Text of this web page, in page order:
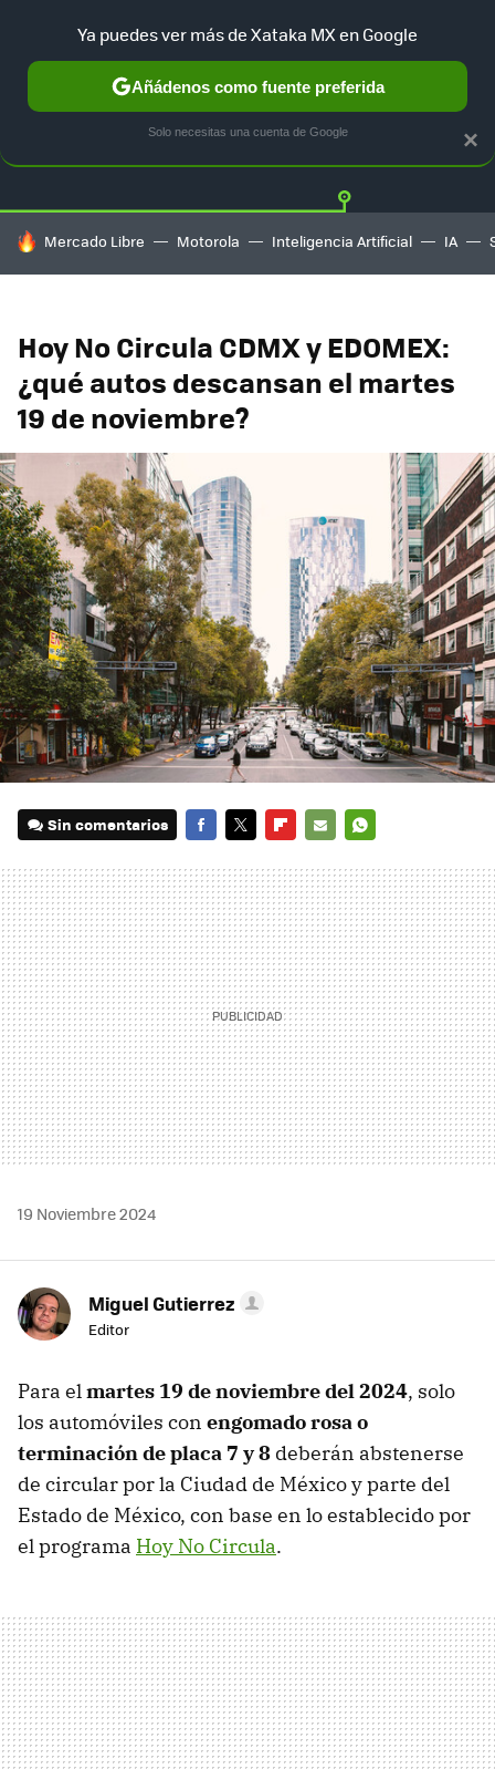
TESLA UBER AUTO ELECTRICO Twitter
HOY SE HABLA DE
Mercado Libre Motorola Inteligencia Artificial IA
Hoy No Circula CDMX y EDOMEX:
¿qué autos descansan el martes
19 de noviembre?
Sin comentarios
MAIL
19 Noviembre 2024
Miguel Gutierrez
Editor
Para elmartes 19 de noviembre del 2024, solo
los automóviles con engomado rosa o
terminación de placa 7 y 8 deberán abstenerse
de circular por la Ciudad de México y parte del
Estado de México, con base en lo establecido por
el programa Hoy No Circula.
×
Ya puedes ver más de Xataka MX en Google
Añádenos como fuente preferida
Solo necesitas una cuenta de Google